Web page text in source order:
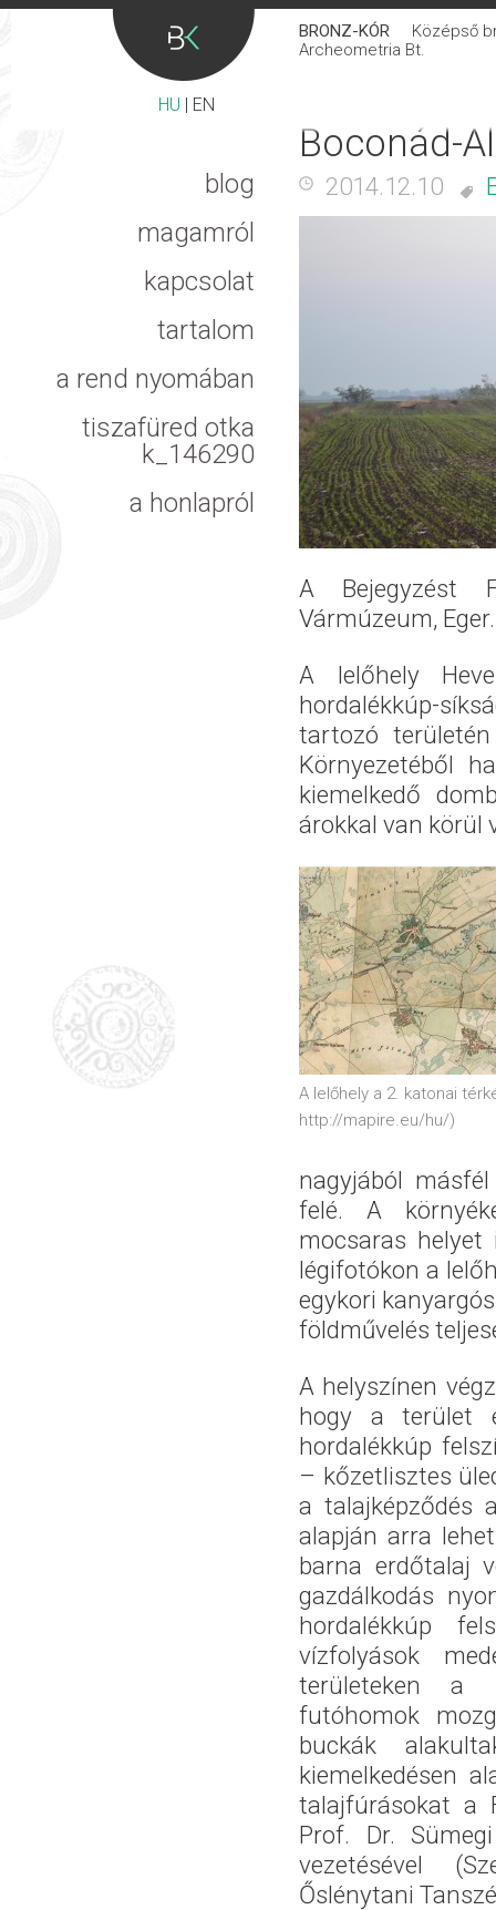
HU | EN
BRONZ-KÓR
Középső
Archeometria Bt.
blog
magamról
kapcsolat
tartalom
a rend nyomában
tiszafüred otka
k_146290
a honlapról
Boconád-
2014.12.10
A Bejegyzést
Vármúzeum, Eger.
A lelőhely
hordalékkúp-
tartozó területén
Környezetéből
kiemelkedő
árokkal van körül
A lelőhely a 2. katonai
http://mapire.eu/hu/)
nagyjából
felé. A
mocsaras helyet
légifotókon a
egykori
földművelés
A helyszínen
hogy a terület
hordalékkúp
– kőzetlisztes
a talajképződés
alapján arra
barna erdőtalaj
gazdálkodás
hordalékkúp
vízfolyások
területeken a
futóhomok
buckák
kiemelkedésen
talajfúrásokat a
Prof. Dr.
vezetésével
Őslénytani